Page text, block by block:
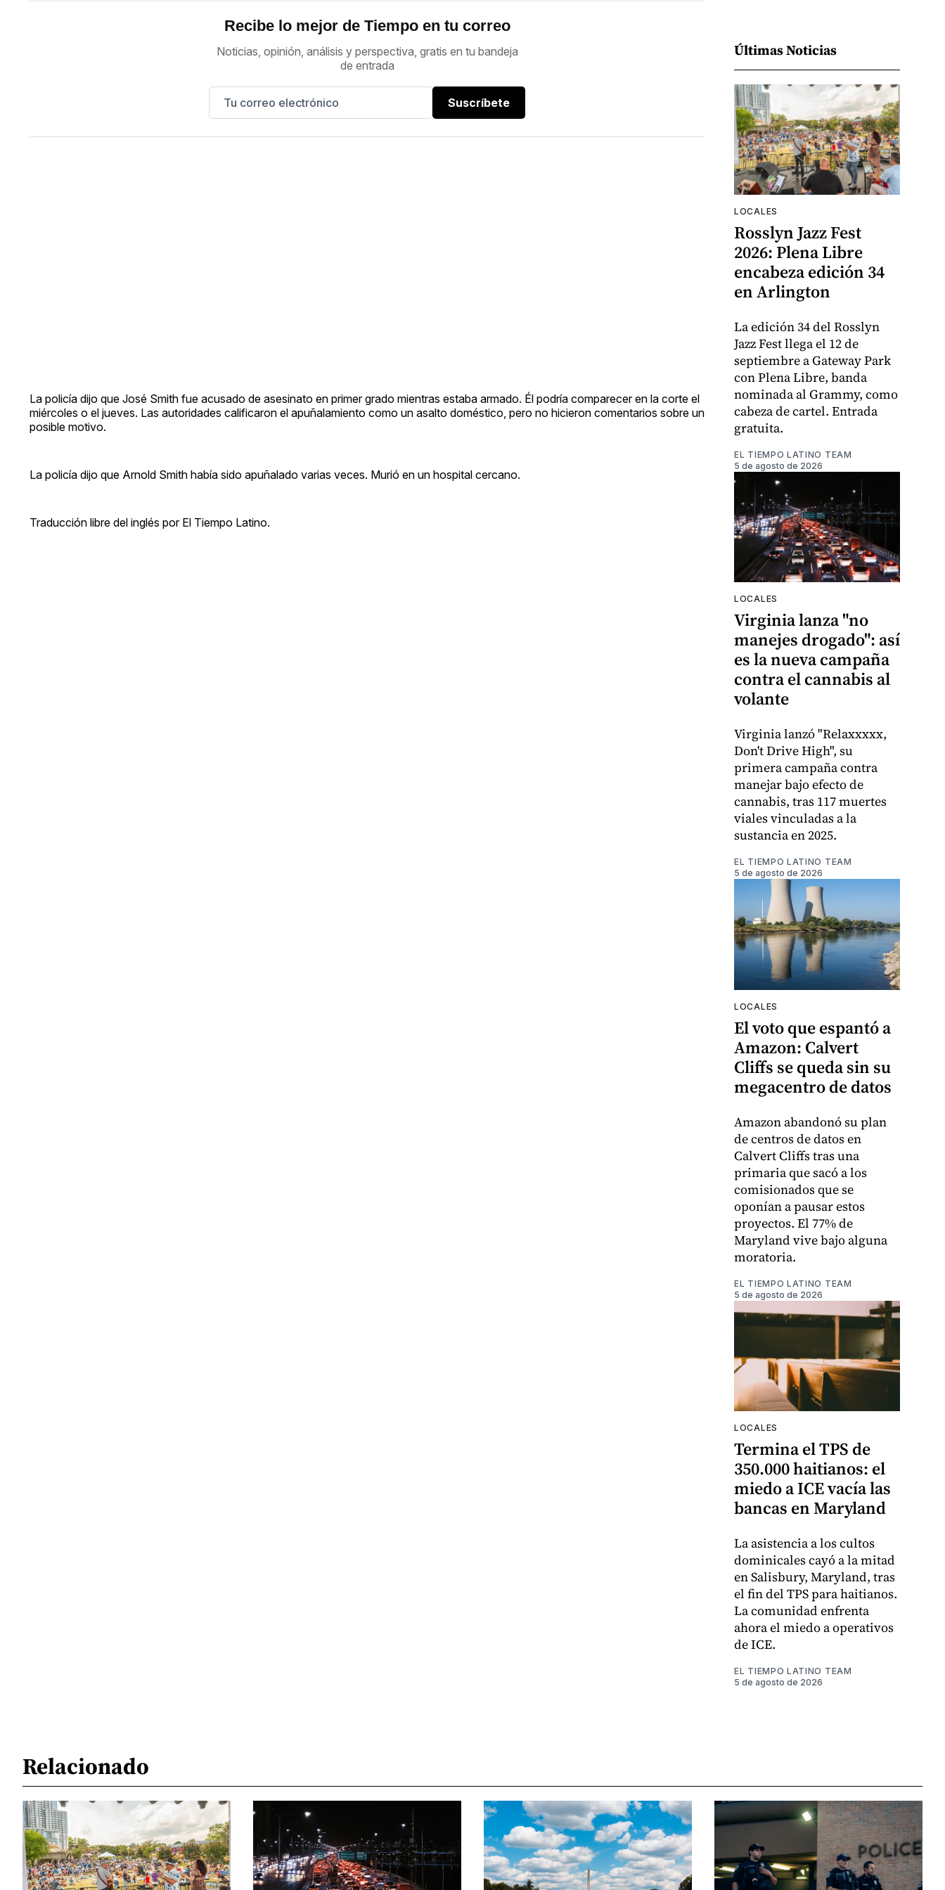
Recibe lo mejor de Tiempo en tu correo
Noticias, opinión, análisis y perspectiva, gratis en tu bandeja
de entrada
Suscríbete
La policía dijo que José Smith fue acusado de asesinato en primer grado mientras estaba armado. Él podría comparecer en la corte el
miércoles o el jueves. Las autoridades calificaron el apuñalamiento como un asalto doméstico, pero no hicieron comentarios sobre un
posible motivo.
La policía dijo que Arnold Smith había sido apuñalado varias veces. Murió en un hospital cercano.
Traducción libre del inglés por El Tiempo Latino.
Últimas Noticias
LOCALES
Rosslyn Jazz Fest
2026: Plena Libre
encabeza edición 34
en Arlington
La edición 34 del Rosslyn
Jazz Fest llega el 12 de
septiembre a Gateway Park
con Plena Libre, banda
nominada al Grammy, como
cabeza de cartel. Entrada
gratuita.
EL TIEMPO LATINO TEAM
5 de agosto de 2026
LOCALES
Virginia lanza "no
manejes drogado": así
es la nueva campaña
contra el cannabis al
volante
Virginia lanzó "Relaxxxxx,
Don't Drive High", su
primera campaña contra
manejar bajo efecto de
cannabis, tras 117 muertes
viales vinculadas a la
sustancia en 2025.
EL TIEMPO LATINO TEAM
5 de agosto de 2026
LOCALES
El voto que espantó a
Amazon: Calvert
Cliffs se queda sin su
megacentro de datos
Amazon abandonó su plan
de centros de datos en
Calvert Cliffs tras una
primaria que sacó a los
comisionados que se
oponían a pausar estos
proyectos. El 77% de
Maryland vive bajo alguna
moratoria.
EL TIEMPO LATINO TEAM
5 de agosto de 2026
LOCALES
Termina el TPS de
350.000 haitianos: el
miedo a ICE vacía las
bancas en Maryland
La asistencia a los cultos
dominicales cayó a la mitad
en Salisbury, Maryland, tras
el fin del TPS para haitianos.
La comunidad enfrenta
ahora el miedo a operativos
de ICE.
EL TIEMPO LATINO TEAM
5 de agosto de 2026
Relacionado